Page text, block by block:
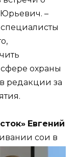
–
охраны
редакции за
Евгений
сои в